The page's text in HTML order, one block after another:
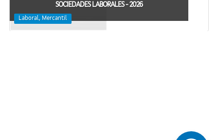
SOCIEDADES LABORALES - 2026
Laboral, Mercantil